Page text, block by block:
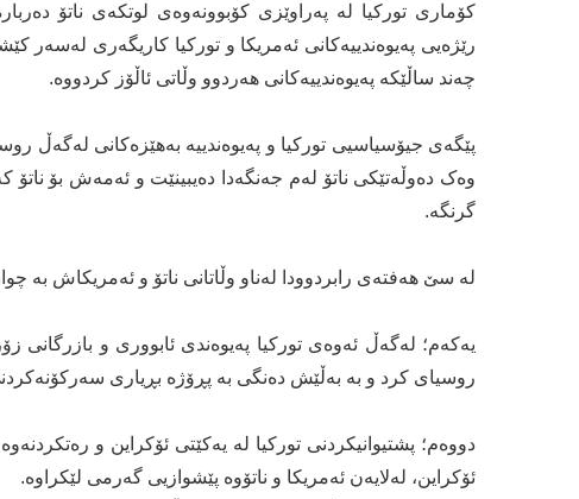
کۆماری تورکیا لە پەراوێزی کۆبوونەوەی لوتکەی ناتۆ
چەند ساڵێکە پەیوەندییەکانی ھەردوو وڵاتی ئاڵۆز کردووە.
پێگەی جیۆسیاسیی تورکیا و پەیوەندییە بەھێزەکانی لەگەڵ
وەک دەوڵەتێکی ناتۆ لەم جەنگەدا دەیبینێت و ئەمەش بۆ ناتۆ
گرنگە.
لە سێ ھەفتەی رابردوودا لەناو وڵاتانی ناتۆ و ئەمریکاش بە
یەکەم؛ لەگەڵ ئەوەی تورکیا پەیوەندی ئابووری و
روسیای کرد و بە بەڵێش دەنگی بە پڕۆژە بڕیاری
دووەم؛ پشتیوانیکردنی تورکیا لە یەکێتی ئۆکراین و
ئۆکراین، لەلایەن ئەمریکا و ناتۆوە پێشوازیی گەرمی لێکراوە.